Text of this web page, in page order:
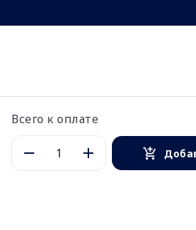
Всего к оплате